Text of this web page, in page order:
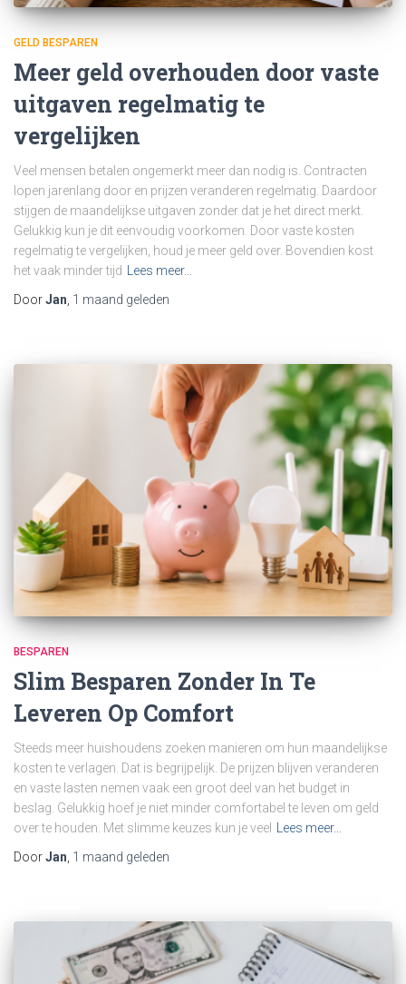
GELD BESPAREN
Meer geld overhouden door vaste
uitgaven regelmatig te
vergelijken
Veel mensen betalen ongemerkt meer dan nodig is. Contracten
lopen jarenlang door en prijzen veranderen regelmatig. Daardoor
stijgen de maandelijkse uitgaven zonder dat je het direct merkt.
Gelukkig kun je dit eenvoudig voorkomen. Door vaste kosten
regelmatig te vergelijken, houd je meer geld over. Bovendien kost
het vaak minder tijd
Lees meer…
DoorJan 1 maand geleden
BESPAREN
Slim Besparen Zonder In Te
Leveren Op Comfort
Steeds meer huishoudens zoeken manieren om hun maandelijkse
kosten te verlagen. Dat is begrijpelijk. De prijzen blijven veranderen
en vaste lasten nemen vaak een groot deel van het budget in
beslag. Gelukkig hoef je niet minder comfortabel te leven om geld
over te houden. Met slimme keuzes kun je veel Lees meer…
DoorJan, 1 maand geleden